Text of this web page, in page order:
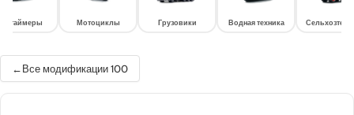
Мотоциклы Грузовики Водная техника
Все модификации 100